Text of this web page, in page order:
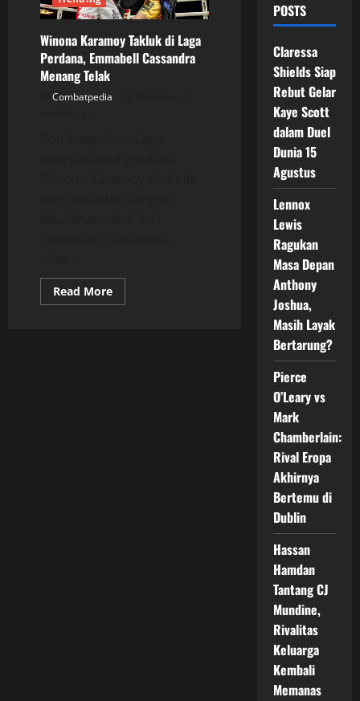
Winona Karamoy Takluk di Laga
Perdana, Emmabell Cassandra
Menang Telak
Combatpedia
Read MoreRead
more
POSTS
Claressa
Shields Siap
Rebut Gelar
Kaye Scott
dalam Duel
Dunia 15
Agustus
Lennox
Lewis
Ragukan
Masa Depan
Anthony
Joshua,
Masih Layak
Bertarung?
Pierce
O’Leary vs
Mark
Chamberlain:
Rival Eropa
Akhirnya
Bertemu di
Dublin
Hassan
Hamdan
Tantang CJ
Mundine,
Rivalitas
Keluarga
Kembali
Memanas